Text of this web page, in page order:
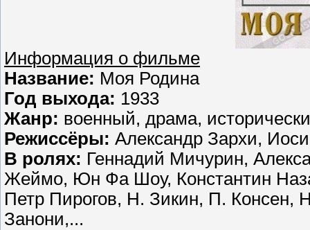
Информация о фильме
Название: Моя Родина
Год выхода: 1933
Жанр: военный, драма,
Режиссёры: Александр Зархи,
В ролях: Геннадий Мичурин,
Жеймо, Юн Фа Шоу, Константин
Петр Пирогов, Н. Зикин, П. Консен,
Занони,...